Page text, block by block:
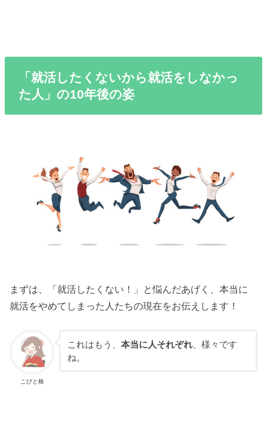
「就活したくないから就活をしなかっ
た人」の10年後の姿
まずは、「就活したくない！」と悩んだあげく、本当に
就活をやめてしまった人たちの現在をお伝えします！
こびと株
これはもう、 本当に人それぞれ、様々です
ね。